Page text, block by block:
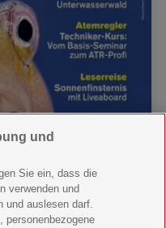
und
Sie ein, dass die
verwenden und
und auslesen darf.
personenbezogene